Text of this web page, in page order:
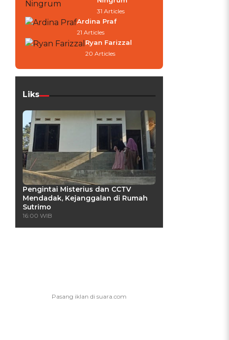
31 Articles
Ardina Praf
21 Articles
Ryan Farizzal
20 Articles
Liks
Pengintai Misterius dan CCTV
Mendadak, Kejanggalan di Rumah
Sutrimo
16:00 WIB